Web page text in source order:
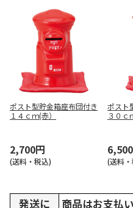
ポスト型貯金箱座布団付き
１４ｃｍ(赤）
2,700円
(送料・税込)
ポスト
３０ｃ
(送料
発送に 商品はお支払